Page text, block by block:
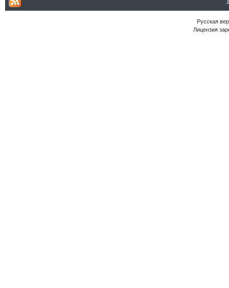
Русская
Лицензия